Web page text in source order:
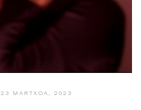
23 MARTXOA, 2023